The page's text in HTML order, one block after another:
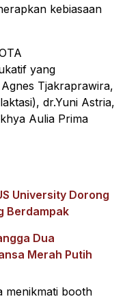
kebiasaan
University Dorong
Berdampak
Dua
Merah Putih
menikmati booth